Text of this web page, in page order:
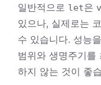
일반적으로 let은
있으나, 실제로는
수 있습니다. 성능
범위와 생명주기를
하지 않는 것이 좋